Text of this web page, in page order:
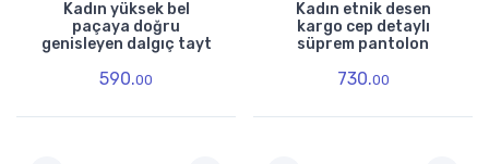
Kadın yüksek bel
paçaya doğru
genisleyen dalgıç tayt
590.00
Kadın etnik desen
kargo cep detaylı
süprem pantolon
730.00